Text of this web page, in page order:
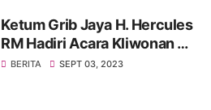
Ketum Grib Jaya H. Hercules
RM Hadiri Acara Kliwonan di
Pekalongan dan Milad Ke 11
BERITA SEPT 03, 2023